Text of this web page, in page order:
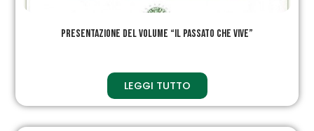
Presentazione del volume “Il passato che vive”
LEGGI TUTTO